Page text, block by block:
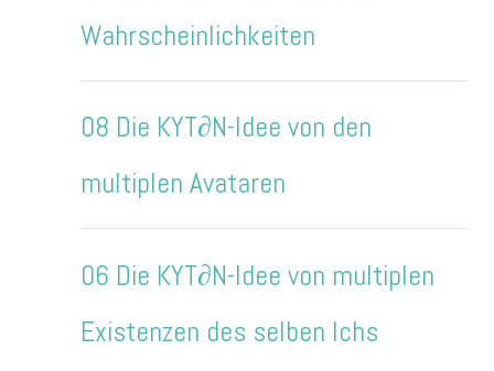
Wahrscheinlichkeiten
08 Die KYT∂N-Idee von den
multiplen Avataren
06 Die KYT∂N-Idee von multiplen
Existenzen des selben Ichs